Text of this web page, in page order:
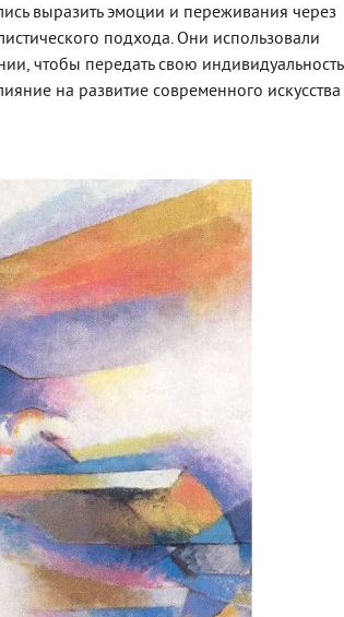
выразить эмоции и переживания через
подхода. Они использовали
чтобы передать свою индивидуальность
на развитие современного искусства